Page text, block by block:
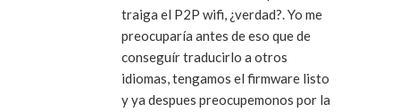
traiga el P2P wifi, ¿verdad?. Yo me
preocuparía antes de eso que de
conseguír traducirlo a otros
idiomas, tengamos el firmware listo
y ya despues preocupemonos por la